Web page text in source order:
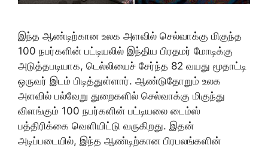
இந்த ஆண்டிற்கான உலக அளவில் செல்வாக்கு மிகுந்த
100 நபர்களின் பட்டியலில் இந்திய பிரதமர் மோடிக்கு
அடுத்தபடியாக, டெல்லியைச் சேர்ந்த 82 வயது மூதாட்டி
ஒருவர் இடம் பிடித்துள்ளார். ஆண்டுதோறும் உலக
அளவில் பல்வேறு துறைகளில் செல்வாக்கு மிகுந்து
விளங்கும் 100 நபர்களின் பட்டியலை டைம்ஸ்
பத்திரிக்கை வெளியிட்டு வருகிறது. இதன்
அடிப்படையில், இந்த ஆண்டிற்கான பிரபலங்களின்